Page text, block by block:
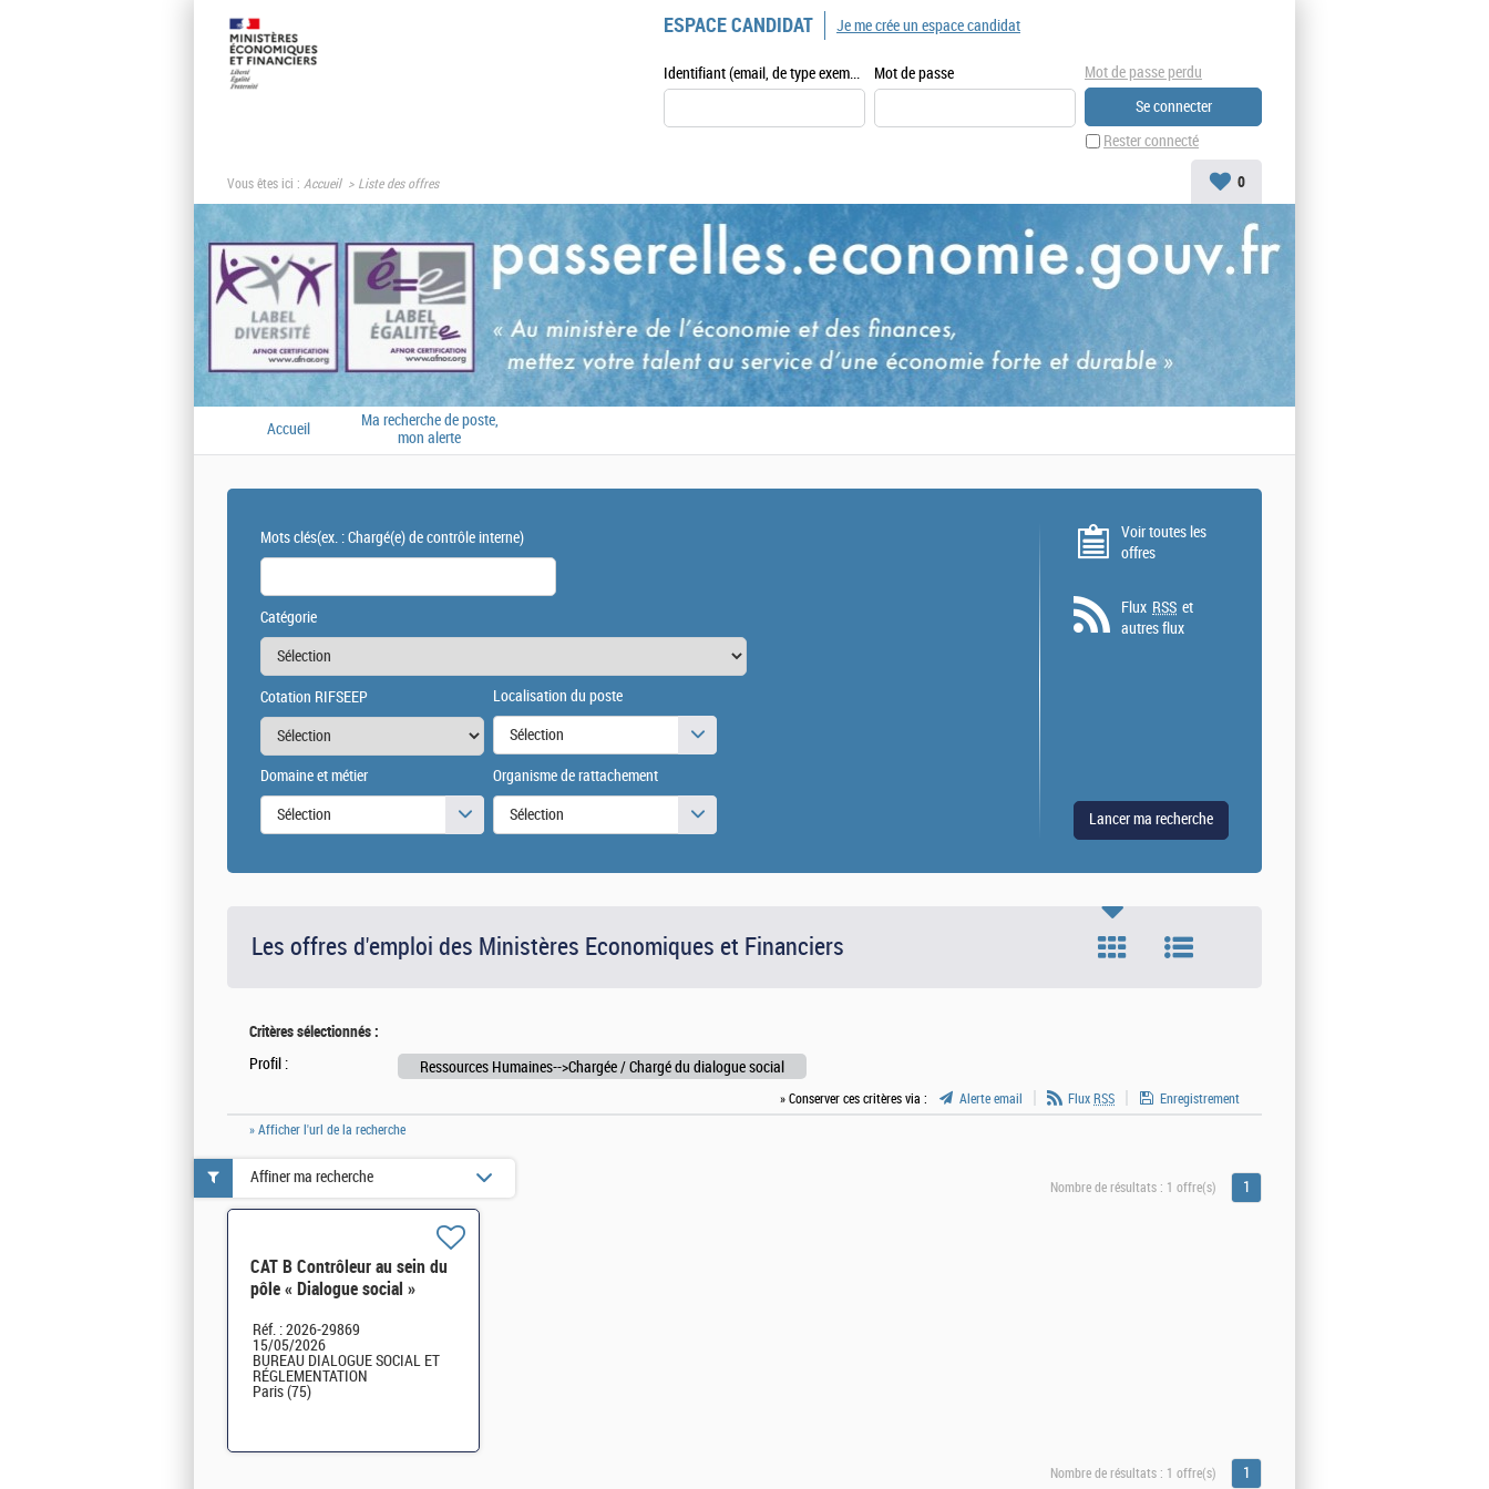
ESPACE CANDIDAT
Identifiant (email, de type exemple@exemple.fr) Mot de passe
Rester connecté
Mot de passe perdu
Je me crée un espace candidat
Vous êtes ici : Accueil Liste des offres 0
Accueil
Ma recherche de poste,
mon alerte
Mots clés(ex. : Chargé(e) de contrôle interne)
Catégorie
Cotation RIFSEEP Localisation du poste
Sélection
Domaine et métier
Sélection
Organisme de rattachement
Sélection
Voir toutes les
offres
Flux RSS et
autres flux
Les offres d'emploi des Ministères Economiques et Financiers
Critères sélectionnés :
Profil : Ressources Humaines-->Chargée / Chargé du dialogue social
» Conserver ces critères via : Alerte email Flux RSS
Enregistrement
» Afficher l'url de la recherche
Nombre de résultats : 1 offre(s) 1
CAT B Contrôleur au sein du
pôle « Dialogue social »
Réf. : 2026-29869
15/05/2026
BUREAU DIALOGUE SOCIAL ET
RÉGLEMENTATION
Paris (75)
Affiner ma recherche
Nombre de résultats : 1 offre(s) 1